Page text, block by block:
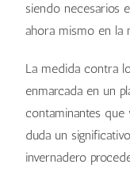
siendo necesarios
ahora mismo en la
La medida contra
enmarcada en un
contaminantes que
duda un
invernadero